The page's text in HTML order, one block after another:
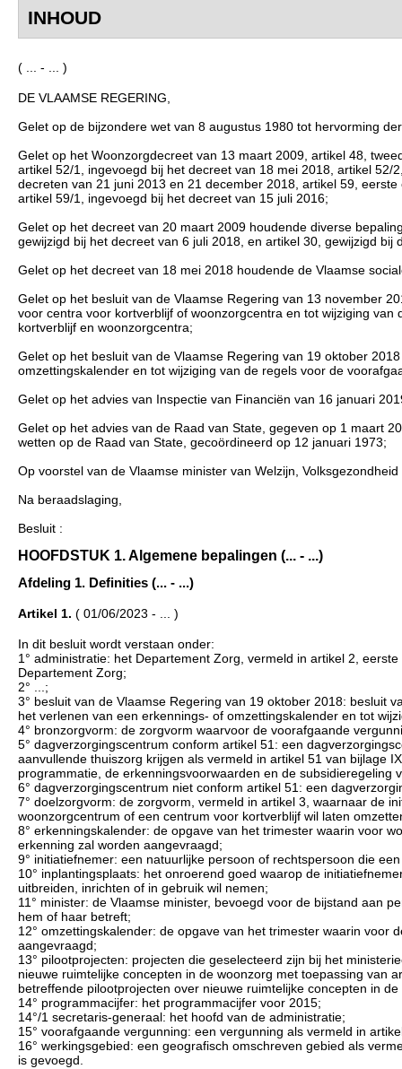
INHOUD
( ... - ... )
DE VLAAMSE REGERING,
Gelet op de bijzondere wet van 8 augustus 1980 tot hervorming
Gelet op het Woonzorgdecreet van 13 maart 2009, artikel 48,
artikel 52/1, ingevoegd bij het decreet van 18 mei 2018, artikel
decreten van 21 juni 2013 en 21 december 2018, artikel 59,
artikel 59/1, ingevoegd bij het decreet van 15 juli 2016;
Gelet op het decreet van 20 maart 2009 houdende diverse
gewijzigd bij het decreet van 6 juli 2018, en artikel 30, gewijzigd
Gelet op het decreet van 18 mei 2018 houdende de Vlaamse
Gelet op het besluit van de Vlaamse Regering van 13 november
voor centra voor kortverblijf of woonzorgcentra en tot wijziging
kortverblijf en woonzorgcentra;
Gelet op het besluit van de Vlaamse Regering van 19 oktober
omzettingskalender en tot wijziging van de regels voor de
Gelet op het advies van Inspectie van Financiën van 16 januari
Gelet op het advies van de Raad van State, gegeven op 1 maart
wetten op de Raad van State, gecoördineerd op 12 januari 1973;
Op voorstel van de Vlaamse minister van Welzijn,
Na beraadslaging,
Besluit :
HOOFDSTUK 1. Algemene bepalingen (... - ...)
Afdeling 1. Definities (... - ...)
Artikel 1. ( 01/06/2023 - ... )
In dit besluit wordt verstaan onder:
1° administratie: het Departement Zorg, vermeld in artikel 2,
Departement Zorg;
2° ...;
3° besluit van de Vlaamse Regering van 19 oktober 2018: besluit
het verlenen van een erkennings- of omzettingskalender en tot
4° bronzorgvorm: de zorgvorm waarvoor de voorafgaande
5° dagverzorgingscentrum conform artikel 51: een
aanvullende thuiszorg krijgen als vermeld in artikel 51 van bijlage
programmatie, de erkenningsvoorwaarden en de
6° dagverzorgingscentrum niet conform artikel 51: een
7° doelzorgvorm: de zorgvorm, vermeld in artikel 3, waarnaar de
woonzorgcentrum of een centrum voor kortverblijf wil laten
8° erkenningskalender: de opgave van het trimester waarin voor
erkenning zal worden aangevraagd;
9° initiatiefnemer: een natuurlijke persoon of rechtspersoon die
10° inplantingsplaats: het onroerend goed waarop de
uitbreiden, inrichten of in gebruik wil nemen;
11° minister: de Vlaamse minister, bevoegd voor de bijstand aan
hem of haar betreft;
12° omzettingskalender: de opgave van het trimester waarin
aangevraagd;
13° pilootprojecten: projecten die geselecteerd zijn bij het
nieuwe ruimtelijke concepten in de woonzorg met toepassing van
betreffende pilootprojecten over nieuwe ruimtelijke concepten in
14° programmacijfer: het programmacijfer voor 2015;
14°/1 secretaris-generaal: het hoofd van de administratie;
15° voorafgaande vergunning: een vergunning als vermeld in
16° werkingsgebied: een geografisch omschreven gebied als
is gevoegd.